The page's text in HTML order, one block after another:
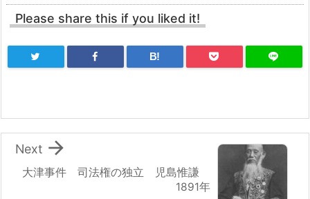
Please share this if you liked it!
B!
大津事件 司法権の独立 児島惟謙
1891年

Next